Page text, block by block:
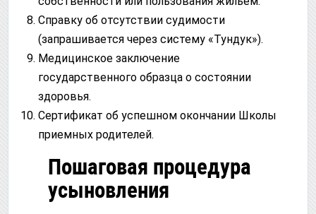
Справку об отсутствии судимости
(запрашивается через систему «Тундук»).
Медицинское заключение
государственного образца о состоянии
здоровья.
Сертификат об успешном окончании Школы
приемных родителей.
Пошаговая процедура
усыновления